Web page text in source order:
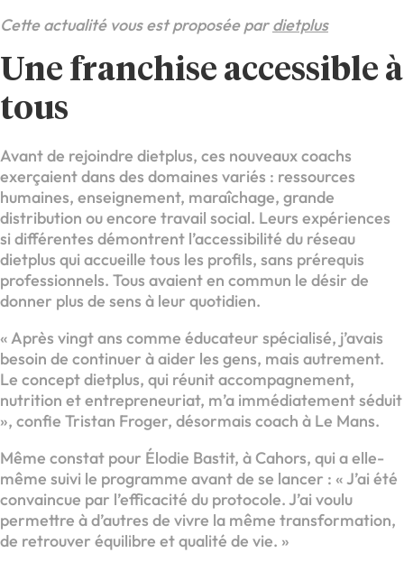
Cette actualité vous est proposée pardietplus
Une franchise accessible à
tous
Avant de rejoindre dietplus, ces nouveaux coachs
exerçaient dans des domaines variés : ressources
humaines, enseignement, maraîchage, grande
distribution ou encore travail social. Leurs expériences
si différentes démontrent l’accessibilité du réseau
dietplus qui accueille tous les profils, sans prérequis
professionnels. Tous avaient en commun le désir de
donner plus de sens à leur quotidien.
« Après vingt ans comme éducateur spécialisé, j’avais
besoin de continuer à aider les gens, mais autrement.
Le concept dietplus, qui réunit accompagnement,
nutrition et entrepreneuriat, m’a immédiatement séduit
», confie Tristan Froger, désormais coach à Le Mans.
Même constat pour Élodie Bastit, à Cahors, qui a elle-
même suivi le programme avant de se lancer : « J’ai été
convaincue par l’efficacité du protocole. J’ai voulu
permettre à d’autres de vivre la même transformation,
de retrouver équilibre et qualité de vie. »